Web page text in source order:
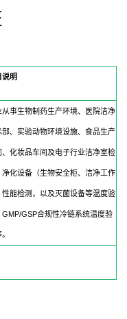
说明
从事生物制药生产环境、医院洁净
部、实验动物环境设施、食品生产
、化妆品车间及电子行业洁净室检
净化设备（生物安全柜、洁净工作
性能检测，以及灭菌设备等温度验
GMP/GSP合规性冷链系统温度验